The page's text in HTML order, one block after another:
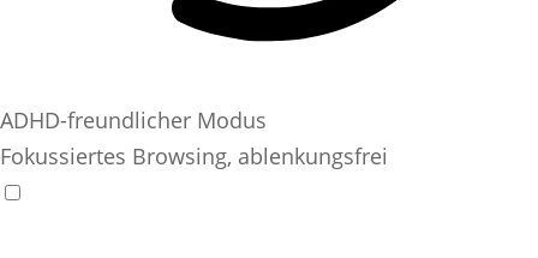
ADHD-freundlicher Modus
Fokussiertes Browsing, ablenkungsfrei